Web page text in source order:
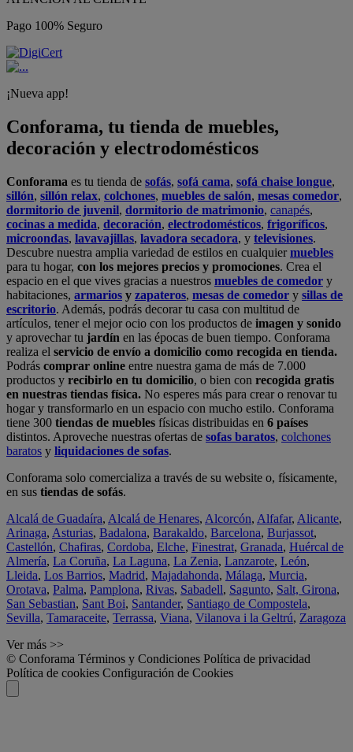
Pago 100% Seguro
¡Nueva app!
Conforama, tu tienda de muebles,
decoración y electrodomésticos
Conforama es tu tienda de sofás, sofá cama, sofá chaise longue,
sillón, sillón relax, colchones, muebles de salón, mesas comedor,
dormitorio de juvenil, dormitorio de matrimonio, canapés,
cocinas a medida, decoración, electrodomésticos, frigoríficos,
microondas, lavavajillas, lavadora secadora, y televisiones.
Descubre nuestra amplia variedad de estilos en cualquiermuebles
para tu hogar, con los mejores precios y promociones. Crea el
espacio en el que vives gracias a nuestros muebles de comedor y
habitaciones, armarios y zapateros, mesas de comedor y sillas de
escritorio. Además, podrás decorar tu casa con multitud de
artículos, tener el mejor ocio con los productos de imagen y sonido
y aprovechar tu jardín en las épocas de buen tiempo. Conforama
realiza el servicio de envío a domicilio como recogida en tienda.
Podrás comprar online entre nuestra gama de más de 7.000
productos y recibirlo en tu domicilio, o bien con recogida gratis
en nuestras tiendas física. No esperes más para crear o renovar tu
hogar y transformarlo en un espacio con mucho estilo. Conforama
tiene 300 tiendas de muebles físicas distribuidas en 6 países
distintos. Aproveche nuestras ofertas de sofas baratos, colchones
baratos y liquidaciones de sofas.
Conforama solo comercializa a través de su website o, físicamente,
en sus tiendas de sofás.
Alcalá de Guadaíra, Alcalá de Henares, Alcorcón, Alfafar, Alicante,
Arinaga, Asturias, Badalona, Barakaldo, Barcelona, Burjassot,
Castellón, Chafiras, Cordoba, Elche, Finestrat, Granada, Huércal de
Almería, La Coruña, La Laguna, La Zenia, Lanzarote, León,
Lleida, Los Barrios, Madrid, Majadahonda, Málaga, Murcia,
Orotava, Palma, Pamplona, Rivas, Sabadell, Sagunto, Salt, Girona,
San Sebastian, Sant Boi, Santander, Santiago de Compostela,
Sevilla, Tamaraceite, Terrassa, Viana, Vilanova i la Geltrú, Zaragoza
Ver más >>
© Conforama Términos y Condiciones Política de privacidad
Política de cookies Configuración de Cookies